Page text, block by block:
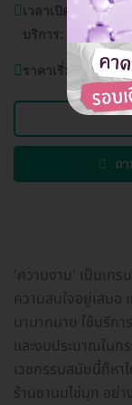
เวลาเปิด
บริการ:
วันจั
18.00
ราคาเริ่มต้นที่
ถ
'ความงาม' เป็นเท
ความสนใจอยู่เสม
มามากมาย ใช้บริก
และงบประมาณในก
เวชกรรมสมัยนี้ก็หา
ร้านชานมไข่มุก อย่